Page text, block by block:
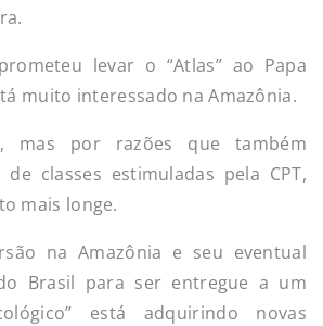
levar o “Atlas” ao Papa
muito interessado na Amazônia.
mas por razões que também
classes estimuladas pela CPT,
mais longe.
na Amazônia e seu eventual
Brasil para ser entregue a um
está adquirindo novas